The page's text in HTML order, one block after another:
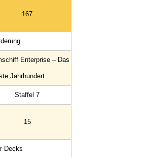
167
Enterprise – Das
Jahrhundert
Staffel 7
15
Decks